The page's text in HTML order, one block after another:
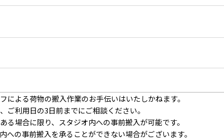
よる荷物の搬入作業のお手伝いはいたしかねます。
利用日の3日前までにご相談ください。
場合に限り、スタジオ内への事前搬入が可能です。
の事前搬入を承ることができない場合がございます。